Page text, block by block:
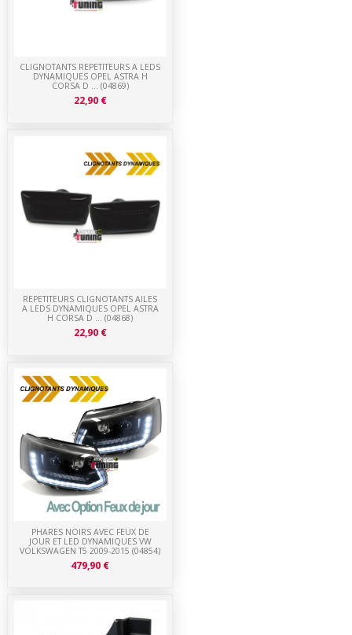
PHARES NOIRS AVEC FEUX DE
JOUR ET LED DYNAMIQUES VW
VOLKSWAGEN T5 2009-2015 (04854)
479,90 €
REPETITEURS CLIGNOTANTS AILES
A LEDS DYNAMIQUES OPEL ASTRA
H CORSA D ... (04868)
22,90 €
CLIGNOTANTS REPETITEURS A LEDS
DYNAMIQUES OPEL ASTRA H
CORSA D ... (04869)
22,90 €